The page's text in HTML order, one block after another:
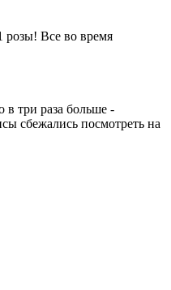
розы! Все во время
в три раза больше -
сбежались посмотреть на